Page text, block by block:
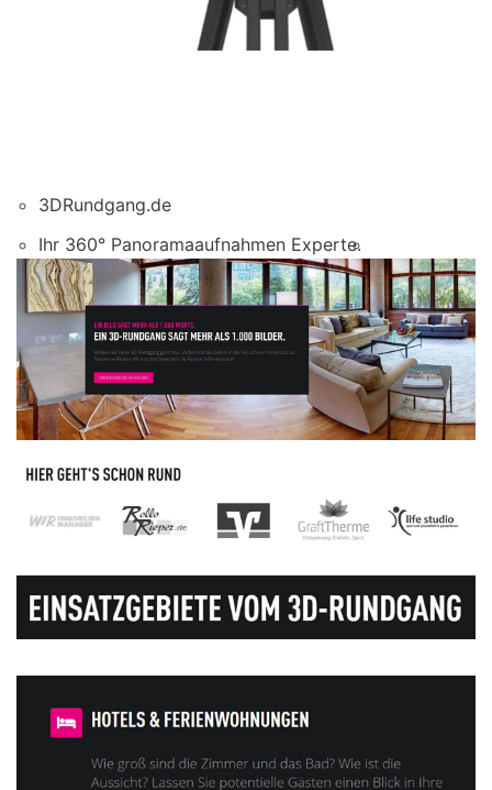
3DRundgang.de
Ihr 360° Panoramaaufnahmen Experte.